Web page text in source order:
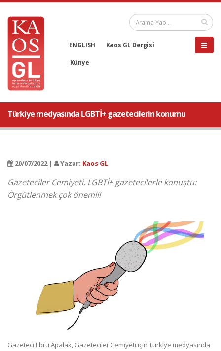
ENGLISH Kaos GL Dergisi
Künye
Türkiye medyasında LGBTİ+ gazetecilerin konumu
20/07/2022 | Yazar: Kaos GL
Gazeteciler Cemiyeti, LGBTİ+ gazetecilerle konuştu:
Örgütlenmek çok önemli!
Gazeteci Ebru Apalak, Gazeteciler Cemiyeti için Türkiye medyasında